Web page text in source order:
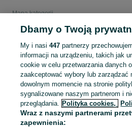
Mapa kategorii
Mapa miejscowości
Popularne wyszukiwania
Dbamy o Twoją
My i nasi447 partnerzy
informacji na urządzeniu, takich jak
cookie w celu przetwarzania danych
zaakceptować wybory lub
dowolnym momencie na stronie
sygnalizowane naszym partnerom i
przeglądania. Polityka cookies,
Wraz z naszymi partnerami
zapewnienia: